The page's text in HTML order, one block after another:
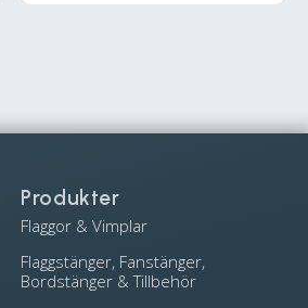
Produkter
Flaggor & Vimplar
Flaggstänger, Fanstänger,
Bordstänger & Tillbehör